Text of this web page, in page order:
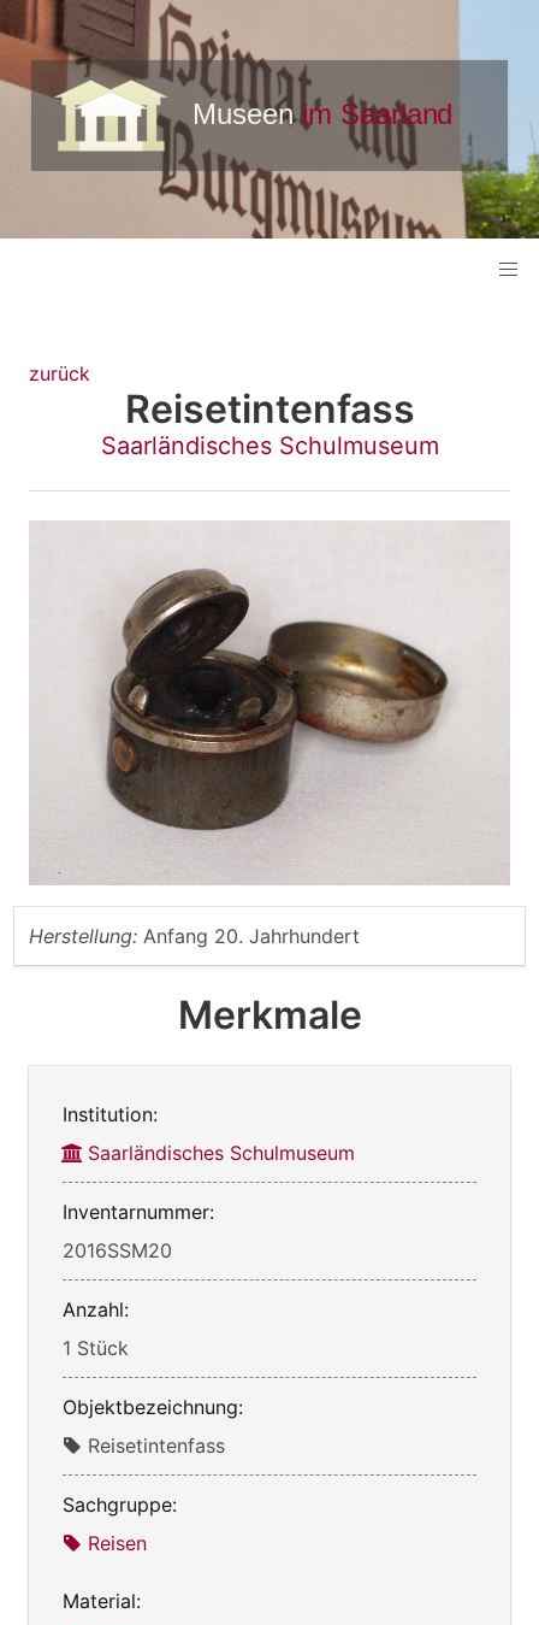
zurück
Reisetintenfass
Saarländisches Schulmuseum
Herstellung: Anfang 20. Jahrhundert
Merkmale
Institution:
Saarländisches Schulmuseum
Inventarnummer:
2016SSM20
Anzahl:
1 Stück
Objektbezeichnung:
Reisetintenfass
Sachgruppe:
Reisen
Material: